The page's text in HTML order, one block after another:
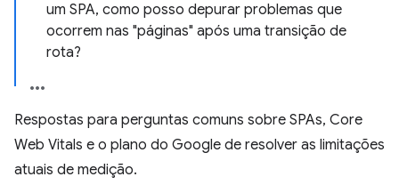
um SPA, como posso depurar problemas que
ocorrem nas "páginas" após uma transição de
rota?
Respostas para perguntas comuns sobre SPAs, Core
Web Vitals e o plano do Google de resolver as limitações
atuais de medição.